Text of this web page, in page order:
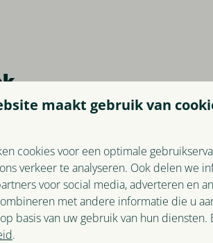
maakt gebruik van
cookies voor een optimale
verkeer te analyseren. Ook delen we
voor social media, adverteren en
met andere informatie die u
basis van uw gebruik van hun
.